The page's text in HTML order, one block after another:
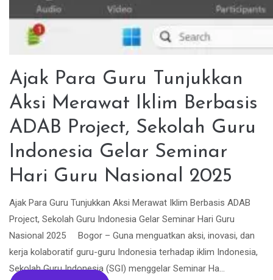
Ajak Para Guru Tunjukkan
Aksi Merawat Iklim Berbasis
ADAB Project, Sekolah Guru
Indonesia Gelar Seminar
Hari Guru Nasional 2025
Ajak Para Guru Tunjukkan Aksi Merawat Iklim Berbasis ADAB
Project, Sekolah Guru Indonesia Gelar Seminar Hari Guru
Nasional 2025 Bogor – Guna menguatkan aksi, inovasi, dan
kerja kolaboratif guru-guru Indonesia terhadap iklim Indonesia,
Sekolah Guru Indonesia (SGI) menggelar Seminar Ha...